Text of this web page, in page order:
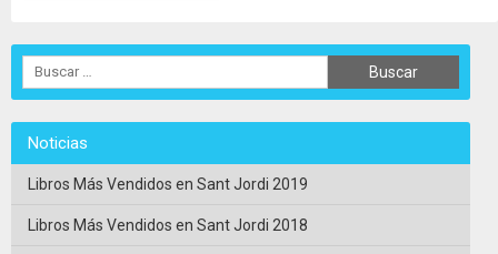
Noticias
Libros Más Vendidos en Sant Jordi 2019
Libros Más Vendidos en Sant Jordi 2018